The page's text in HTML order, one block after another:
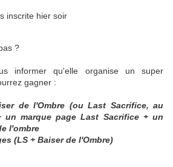
inscrite hier soir
?
informer qu'elle organise un super
gagner :
de l'Ombre (ou Last Sacrifice, au
marque page Last Sacrifice + un
l'ombre
(LS + Baiser de l'Ombre)